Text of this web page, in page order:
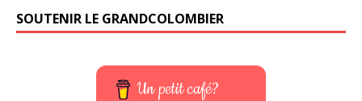
SOUTENIR LE GRANDCOLOMBIER
Un petit café?